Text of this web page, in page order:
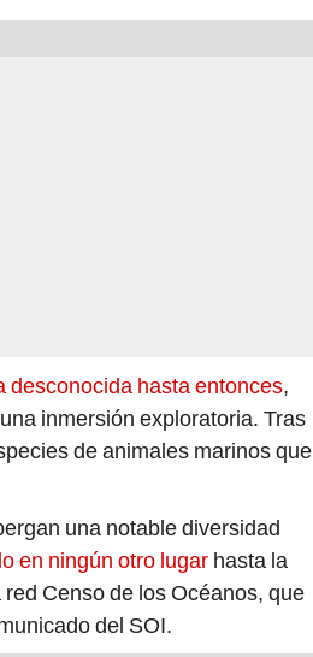
inmersión exploratoria. Tras
de animales marinos que
una notable diversidad
en ningún otro lugarhasta la
Censo de los Océanos, que
del SOI.